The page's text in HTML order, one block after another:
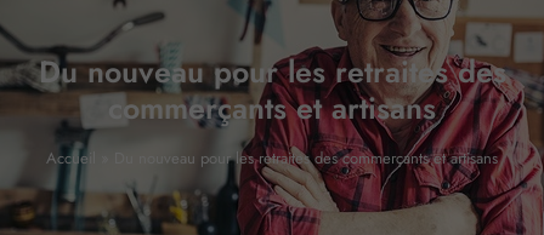
Du nouveau pour les retraites des
commerçants et artisans
Accueil Du nouveau pour les retraites des commerçants et artisans